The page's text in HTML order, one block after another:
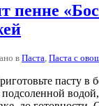
пенне
в Паста Паста с
пасту в